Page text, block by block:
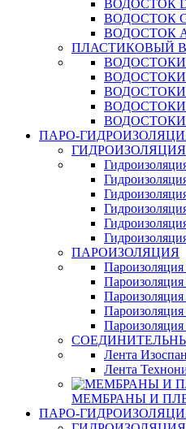
ВОДОСТОК
ВОДОСТОК
ВОДОСТОК
ПЛАСТИКОВЫЙ
ВОДОСТОКИ
ВОДОСТОКИ
ВОДОСТОКИ
ВОДОСТОКИ
ПАРО-
ГИДРОИЗОЛЯЦИЯ
ПАРОИЗОЛЯЦИЯ
Лента Изоспан
Лента
МЕМБРАНЫ И
ПАРО-